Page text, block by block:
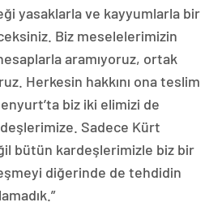
yasaklarla ve kayyumlarla bir
Biz meselelerimizin
aramıyoruz, ortak
Herkesin hakkını ona teslim
biz iki elimizi de
Sadece Kürt
bütün kardeşlerimizle biz bir
diğerinde de tehdidin